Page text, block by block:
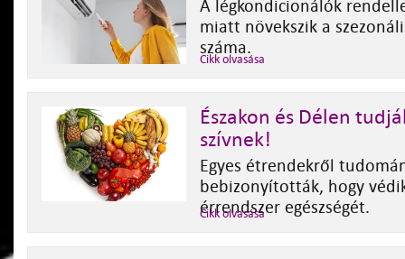
A légkondicionálók
miatt növekszik a
száma.
Cikk olvasása
Északon és Délen
szívnek!
Egyes étrendekről
bebizonyították, hogy
érrendszer egészségét.
Cikk olvasása